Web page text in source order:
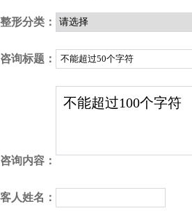
整形分类：
咨询标题：
咨询内容：
客人姓名：